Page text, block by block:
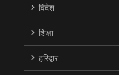
विदेश
शिक्षा
हरिद्वार